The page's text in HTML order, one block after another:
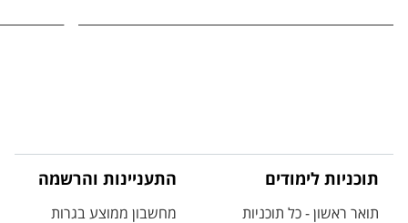
תוכניות לימודים
תואר ראשון - כל תוכניות
התעניינות והרשמה
מחשבון ממוצע בגרות